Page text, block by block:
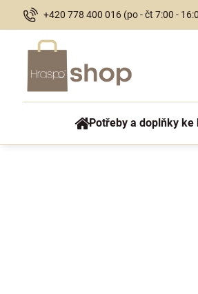
+420 778 400 016 (po - čt 7:00 -
Potřeby a doplňky ke